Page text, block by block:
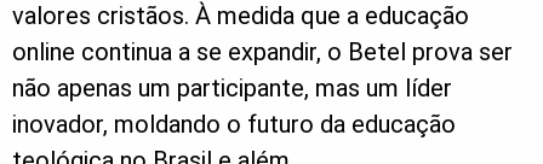
valores cristãos. À medida que a educação
online continua a se expandir, o Betel prova ser
não apenas um participante, mas um líder
inovador, moldando o futuro da educação